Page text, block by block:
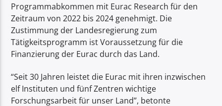
Programmabkommen mit Eurac Research für den
Zeitraum von 2022 bis 2024 genehmigt. Die
Zustimmung der Landesregierung zum
Tätigkeitsprogramm ist Voraussetzung für die
Finanzierung der Eurac durch das Land.
“Seit 30 Jahren leistet die Eurac mit ihren inzwischen
elf Instituten und fünf Zentren wichtige
Forschungsarbeit für unser Land”, betonte